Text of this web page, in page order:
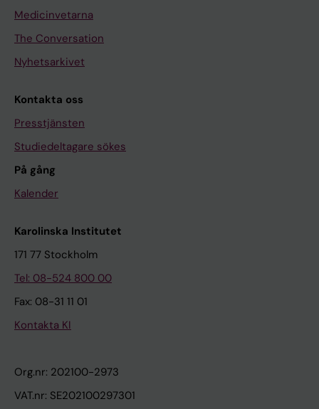
Medicinvetarna
The Conversation
Nyhetsarkivet
Kontakta oss
Presstjänsten
Studiedeltagare sökes
På gång
Kalender
Karolinska Institutet
171 77 Stockholm
Tel: 08-524 800 00
Fax: 08-31 11 01
Kontakta KI
Org.nr: 202100-2973
VAT.nr: SE202100297301